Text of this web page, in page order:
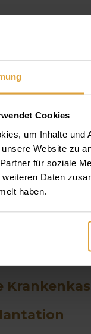
Cookies
um Inhalte und
Website zu
für soziale
Daten
haben.
Wie